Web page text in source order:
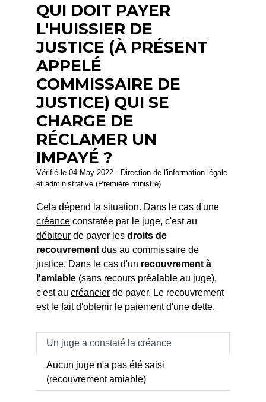
QUI DOIT PAYER
L'HUISSIER DE
JUSTICE (À PRÉSENT
APPELÉ
COMMISSAIRE DE
JUSTICE) QUI SE
CHARGE DE
RÉCLAMER UN
IMPAYÉ ?
Vérifié le 04 May 2022 - Direction de l'information légale
et administrative (Première ministre)
Cela dépend la situation. Dans le cas d'une
créance constatée par le juge, c'est au
débiteur de payer lesdroits de
recouvrement dus au commissaire de
justice. Dans le cas d'un recouvrement à
l'amiable (sans recours préalable au juge),
c'est aucréancier de payer. Le recouvrement
est le fait d'obtenir le paiement d'une dette.
Un juge a constaté la créance
Aucun juge n'a pas été saisi
(recouvrement amiable)